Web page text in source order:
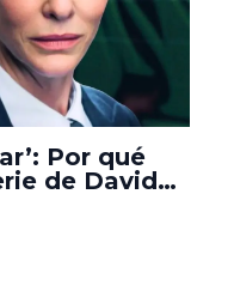
Por qué
de David
en